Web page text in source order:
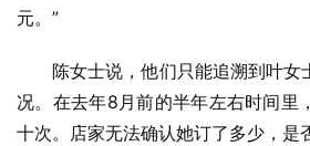
元。”
陈女士说，他们只能追溯到叶女
况。在去年8月前的半年左右时间里
十次。店家无法确认她订了多少，是